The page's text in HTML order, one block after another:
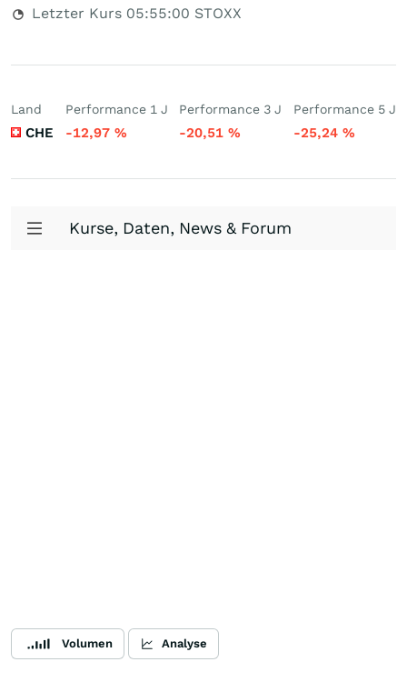
Letzter Kurs 05:55:00 STOXX
Land
CHE
Performance 1 J
-12,97 %
Performance 3 J
-20,51%
Performance 5 J
-25,24 %
Kurse, Daten, News & Forum
Volumen Analyse